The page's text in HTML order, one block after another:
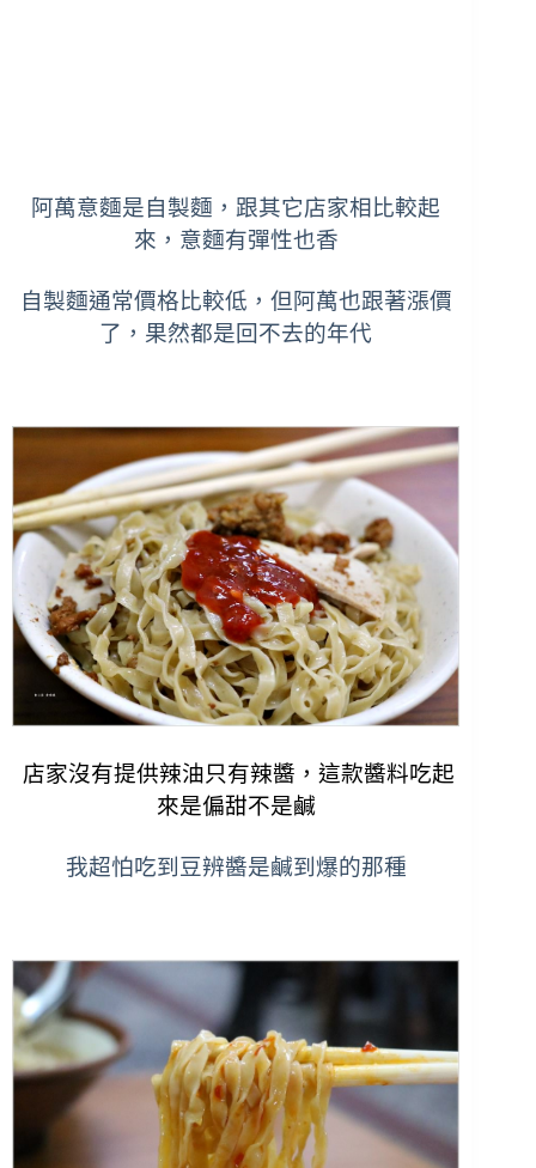
阿萬意麵是自製麵，跟其它店家相比較起
來，意麵有彈性也香
自製麵通常價格比較低，但阿萬也跟著漲價
了， 果然都是回不去的年代
店家沒有提供辣油只有辣醬，這款醬料吃起
來是偏甜不是鹹
我超怕吃到豆辨醬是鹹到爆的那種